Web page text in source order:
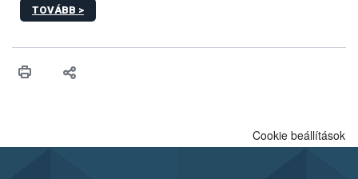
hatósági feladatokat, valamint a veszélyes eb tartását és annak
vonni az ebek viselkedésének megítélésében jártas szakértőt.
TOVÁBB >
Cookie beállítások